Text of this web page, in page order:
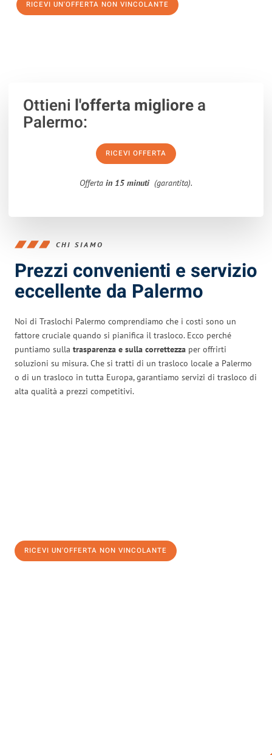
RICEVI UN'OFFERTA NON VINCOLANTE
Ottieni l'offerta migliorea
Palermo:
RICEVI OFFERTA
Offerta in 15 minuti (garantita).
CHI SIAMO
Prezzi convenienti e servizio
eccellente da Palermo
Noi di Traslochi Palermo comprendiamo che i costi sono un
fattore cruciale quando si pianifica il trasloco. Ecco perché
puntiamo sulla trasparenza e sulla correttezza per offrirti
soluzioni su misura. Che si tratti di un trasloco locale a Palermo
o di un trasloco in tutta Europa, garantiamo servizi di trasloco di
alta qualità a prezzi competitivi.
RICEVI UN'OFFERTA NON VINCOLANTE